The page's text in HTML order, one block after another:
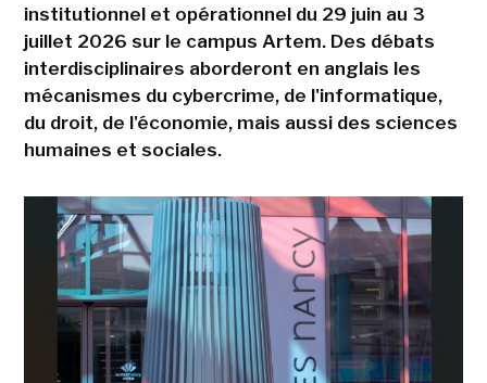
institutionnel et opérationnel du 29 juin au 3
juillet 2026 sur le campus Artem. Des débats
interdisciplinaires aborderont en anglais les
mécanismes du cybercrime, de l'informatique,
du droit, de l'économie, mais aussi des sciences
humaines et sociales.